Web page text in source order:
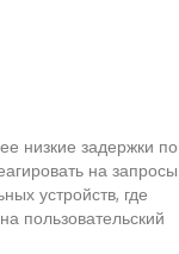
низкие задержки по
на запросы
устройств, где
пользовательский